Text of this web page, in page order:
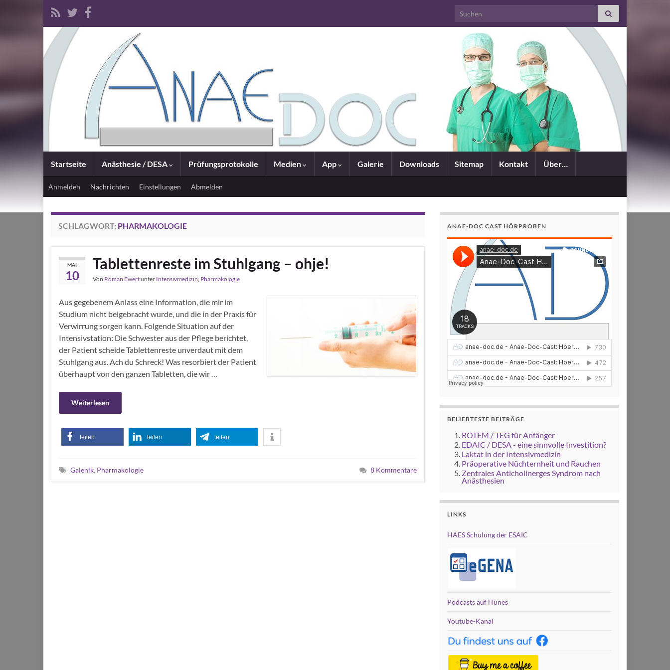
Search for:
Startseite Anästhesie / DESA Prüfungsprotokolle Medien App Galerie Downloads Sitemap Kontakt Über…
Anmelden Nachrichten Einstellungen Abmelden
SCHLAGWORT: PHARMAKOLOGIE
MAI
10
Tablettenreste im Stuhlgang – ohje!
Von Roman Ewertunter Intensivmedizin, Pharmakologie
Aus gegebenem Anlass eine Information, die mir im
Studium nicht beigebracht wurde, und die in der Praxis für
Verwirrung sorgen kann. Folgende Situation auf der
Intensivstation: Die Schwester aus der Pflege berichtet,
der Patient scheide Tablettenreste unverdaut mit dem
Stuhlgang aus. Ach du Schreck! Was resorbiert der Patient
überhaupt von den ganzen Tabletten, die wir …
Weiterlesen
teilen teilen teilen
Galenik, Pharmakologie 8 Kommentare
ANAE-DOC CAST HÖRPROBEN
BELIEBTESTE BEITRÄGE
ROTEM / TEG für Anfänger
EDAIC / DESA - eine sinnvolle Investition?
Laktat in der Intensivmedizin
Präoperative Nüchternheit und Rauchen
Zentrales Anticholinerges Syndrom nach
Anästhesien
LINKS
HAES Schulung der ESAIC
Podcasts auf iTunes
Youtube-Kanal